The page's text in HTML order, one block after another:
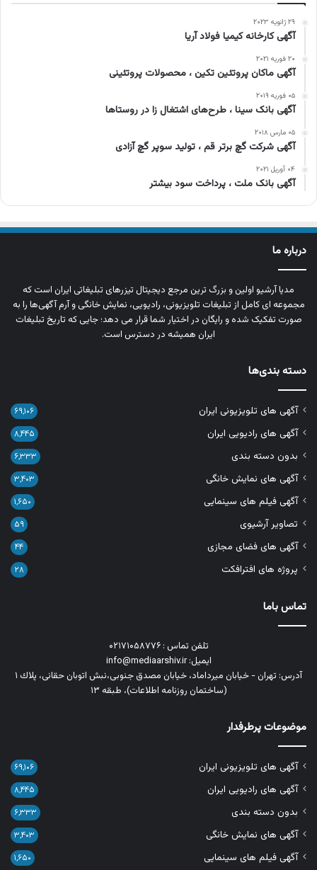
۲۹ ژانویه ۲۰۲۳
آگهی کارخانه کیمیا فولاد آریا
۲۰ فوریه ۲۰۲۱
آگهی ماکان پروتئین تکین ، محصولات پروتئینی
۰۵ فوریه ۲۰۱۹
آگهی بانک سینا ، طرح‌های اشتغال زا در روستاها
۰۵ مارس ۲۰۱۸
آگهی شرکت گچ برتر قم ، تولید سوپر گچ آزادی
۰۴ آوریل ۲۰۲۱
آگهی بانک ملت ، پرداخت سود بیشتر
درباره ما
مدیا آرشیو اولین و بزرگ‌ ترین مرجع دیجیتال تیزرهای تبلیغاتی ایران است که
مجموعه‌ ای کامل از تبلیغات تلویزیونی، رادیویی، نمایش خانگی و آرم‌ آگهی‌ها را به‌
صورت تفکیک‌ شده و رایگان در اختیار شما قرار می‌ دهد؛ جایی که تاریخ تبلیغات
ایران همیشه در دسترس است.
دسته بندی‌ها
آگهی های تلویزیونی ایران ۶۹,۱۰۶
آگهی های رادیویی ایران ۸,۴۴۵
بدون دسته بندی ۶,۳۳۳
آگهی های نمایش خانگی ۳,۴۰۳
آگهی فیلم های سینمایی ۱,۶۵۰
تصاویر آرشیوی ۵۹
آگهی های فضای مجازی ۴۴
پروژه های افترافکت ۲۸
تماس باما
تلفن تماس : ۰۲۱۷۱۰۵۸۷۷۶
ایمیل: info@mediaarshiv.ir
آدرس: تهران - خیابان میرداماد، خیابان مصدق جنوبی،نبش اتوبان حقانی، پلاك ١
(ساختمان روزنامه اطلاعات)، طبقه ۱۳
موضوعات پرطرفدار
آگهی های تلویزیونی ایران ۶۹,۱۰۶
آگهی های رادیویی ایران ۸,۴۴۵
بدون دسته بندی ۶,۳۳۳
آگهی های نمایش خانگی ۳,۴۰۳
آگهی فیلم های سینمایی ۱,۶۵۰